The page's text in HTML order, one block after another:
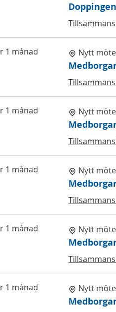
1 månad
Nytt
1 månad
Nytt
1 månad
Nytt
1 månad
Nytt
1 månad
Nytt